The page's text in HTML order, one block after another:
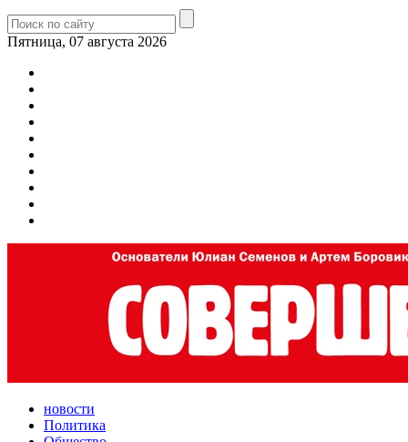
Пятница, 07 августа 2026
новости
Политика